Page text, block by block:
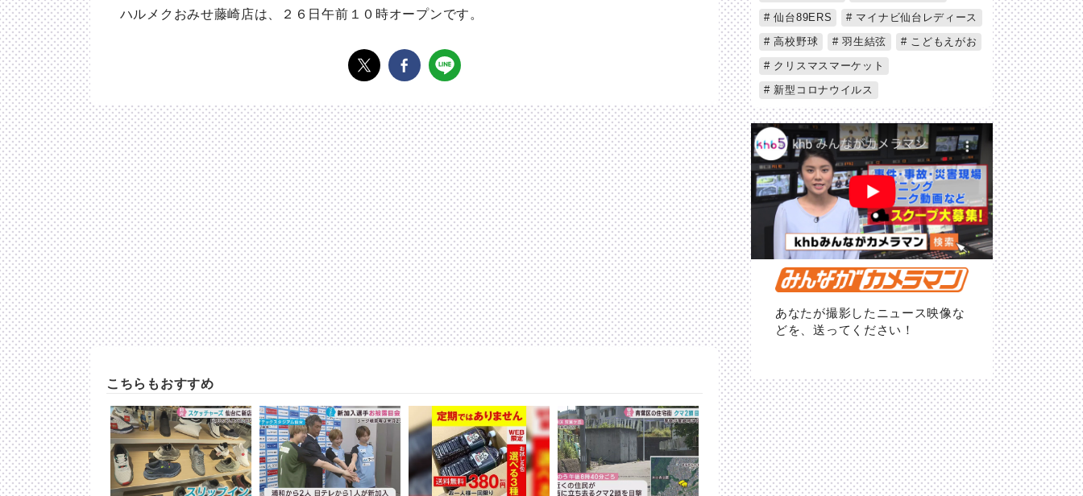
ハルメクおみせ藤崎店は、２６日午前１０時オープンです。
こちらもおすすめ
仙台89ERS
マイナビ仙台レディース
高校野球
羽生結弦
こどもえがお
クリスマスマーケット
新型コロナウイルス
あなたが撮影したニュース映像な
どを、送ってください！